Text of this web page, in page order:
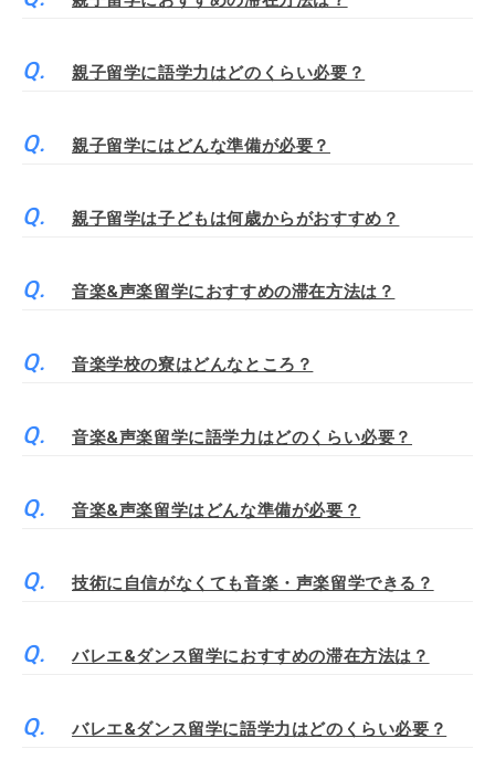
親子留学に語学力はどのくらい必要？
親子留学にはどんな準備が必要？
親子留学は子どもは何歳からがおすすめ？
音楽&声楽留学におすすめの滞在方法は？
音楽学校の寮はどんなところ？
音楽&声楽留学に語学力はどのくらい必要？
音楽&声楽留学はどんな準備が必要？
技術に自信がなくても音楽・声楽留学できる？
バレエ&ダンス留学におすすめの滞在方法は？
バレエ&ダンス留学に語学力はどのくらい必要？